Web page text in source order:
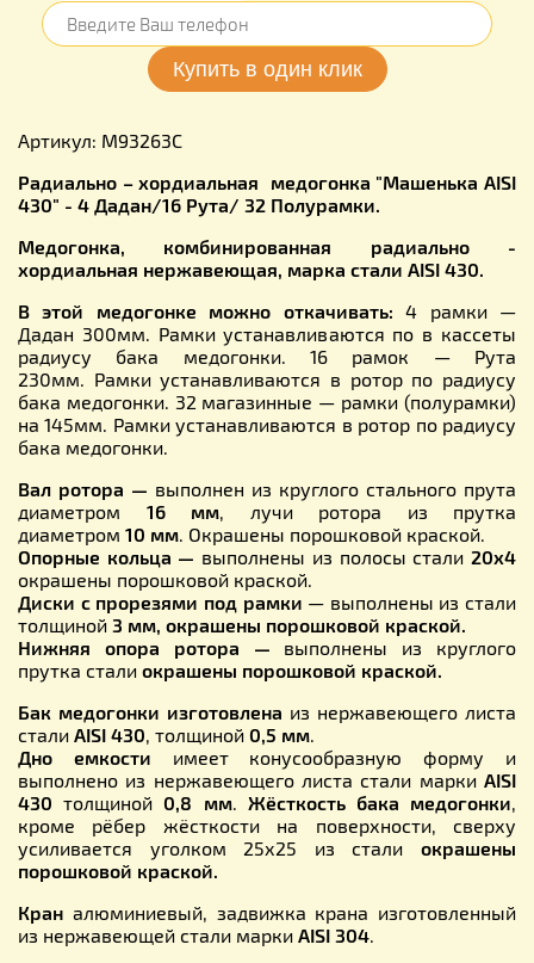
Артикул: M93263C
Радиально – хордиальная медогонка "Машенька AISI
430" - 4 Дадан/16 Рута/ 32 Полурамки.
Медогонка, комбинированная радиально -
хордиальная нержавеющая, марка стали AISI 430.
В этой медогонке можно откачивать:4 рамки —
Дадан 300мм. Рамки устанавливаются по в кассеты
радиусу бака медогонки. 16 рамок — Рута
230мм. Рамки устанавливаются в ротор по радиусу
бака медогонки. 32 магазинные — рамки (полурамки)
на 145мм. Рамки устанавливаются в ротор по радиусу
бака медогонки.
Вал ротора — выполнен из круглого стального прута
диаметром 16 мм, лучи ротора из прутка
диаметром 10 мм. Окрашены порошковой краской.
Опорные кольца — выполнены из полосы стали20х4
окрашены порошковой краской.
Диски с прорезями под рамки — выполнены из стали
толщиной 3 мм, окрашены порошковой краской.
Нижняя опора ротора — выполнены из круглого
прутка стали окрашены порошковой краской.
Бак медогонки изготовлена из нержавеющего листа
стали AISI 430, толщиной 0,5 мм.
Дно емкости имеет конусообразную форму и
выполнено из нержавеющего листа стали марки AISI
430 толщиной0,8 мм. Жёсткость бака медогонки,
кроме рёбер жёсткости на поверхности, сверху
усиливается уголком 25х25 из стали окрашены
порошковой краской.
Кран алюминиевый, задвижка крана изготовленный
из нержавеющей стали марки AISI 304.